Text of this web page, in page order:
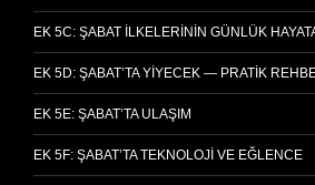
EK 5C: ŞABAT İLKELERININ GÜNLÜK
EK 5D: ŞABAT’TA YIYECEK — PRATIK
EK 5E: ŞABAT’TA ULAŞIM
EK 5F: ŞABAT’TA TEKNOLOJI VE EĞLENCE